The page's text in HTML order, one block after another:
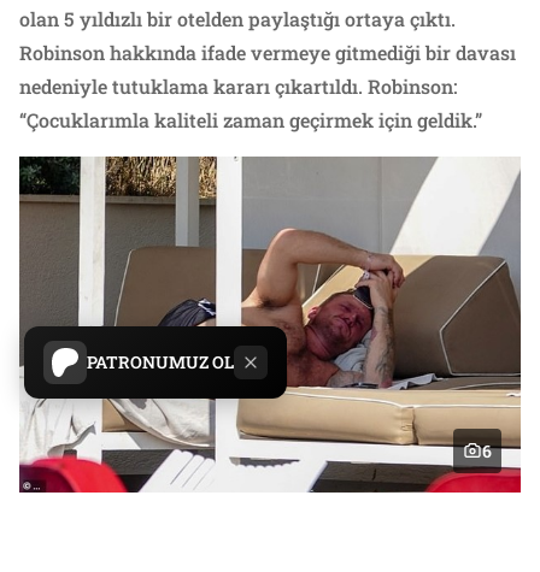
PATRONUMUZ OL
olan 5 yıldızlı bir otelden paylaştığı ortaya çıktı.
Robinson hakkında ifade vermeye gitmediği bir davası
nedeniyle tutuklama kararı çıkartıldı. Robinson:
“Çocuklarımla kaliteli zaman geçirmek için geldik.”
6